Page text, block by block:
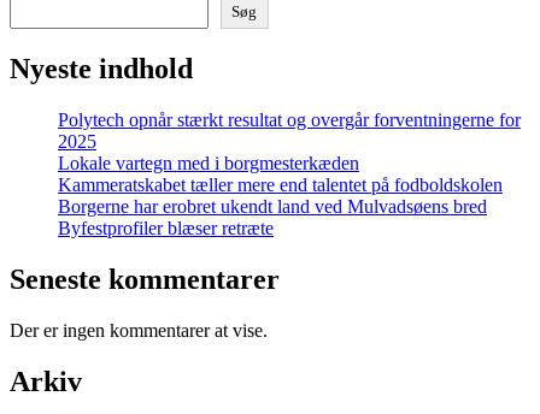
Søg
Nyeste indhold
Polytech opnår stærkt resultat og overgår forventningerne for
2025
Lokale vartegn med i borgmesterkæden
Kammeratskabet tæller mere end talentet på fodboldskolen
Borgerne har erobret ukendt land ved Mulvadsøens bred
Byfestprofiler blæser retræte
Seneste kommentarer
Der er ingen kommentarer at vise.
Arkiv